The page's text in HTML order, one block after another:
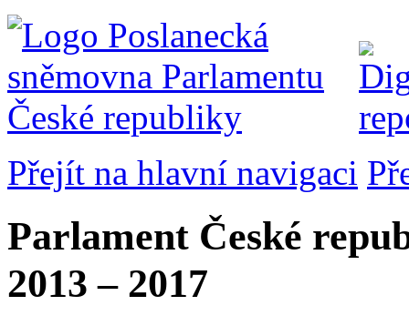
Přejít na hlavní navigaci
Parlament České
2013 – 2017